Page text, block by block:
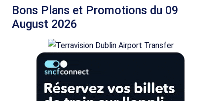
Bons Plans et Promotions du 09
August 2026